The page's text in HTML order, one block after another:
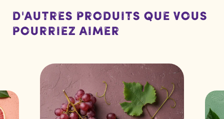
D'autres produits que vous
pourriez aimer